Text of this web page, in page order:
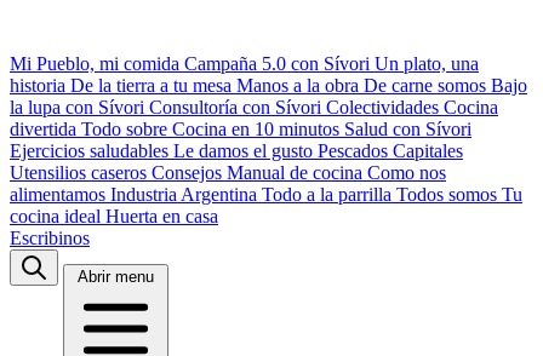
Mi Pueblo, mi comida Campaña 5.0 con Sívori Un plato, una
historia De la tierra a tu mesa Manos a la obra De carne somos Bajo
la lupa con Sívori Consultoría con Sívori Colectividades Cocina
divertida Todo sobre Cocina en 10 minutos Salud con Sívori
Ejercicios saludables Le damos el gusto Pescados Capitales
Utensilios caseros Consejos Manual de cocina Como nos
alimentamos Industria Argentina Todo a la parrilla Todos somos Tu
cocina ideal Huerta en casa
Escribinos
Abrir menu